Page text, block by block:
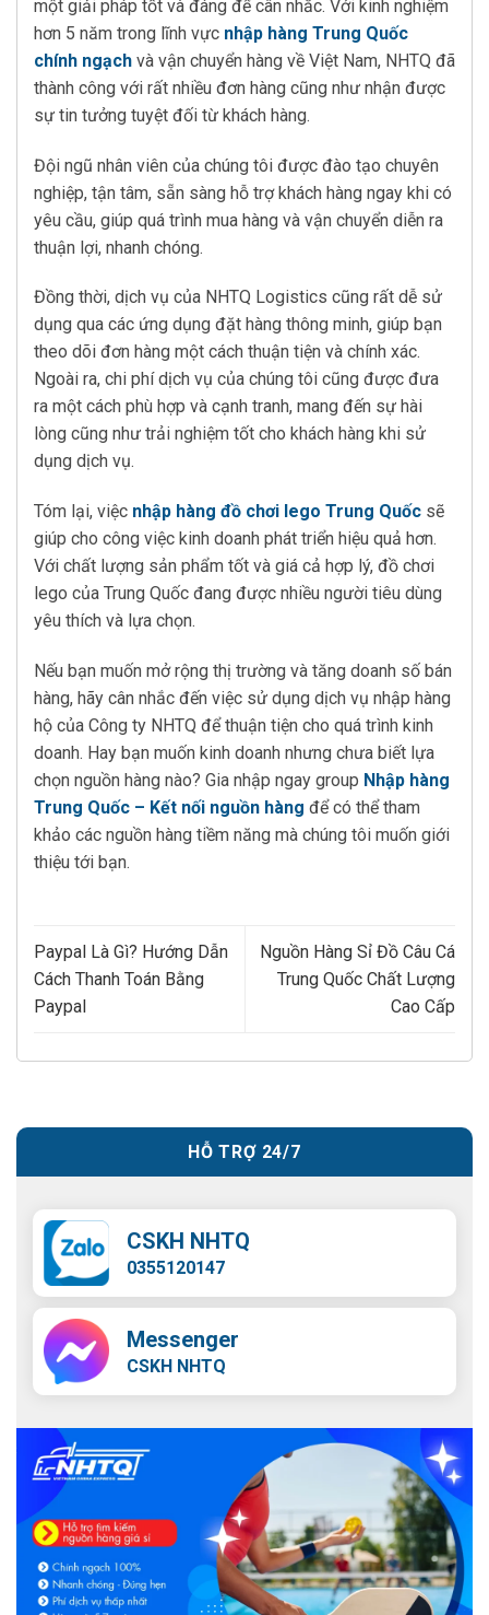
một giải pháp tốt và đáng để cân nhắc. Với kinh nghiệm
hơn 5 năm trong lĩnh vực nhập hàng Trung Quốc
chính ngạch và vận chuyển hàng về Việt Nam, NHTQ đã
thành công với rất nhiều đơn hàng cũng như nhận được
sự tin tưởng tuyệt đối từ khách hàng.
Đội ngũ nhân viên của chúng tôi được đào tạo chuyên
nghiệp, tận tâm, sẵn sàng hỗ trợ khách hàng ngay khi có
yêu cầu, giúp quá trình mua hàng và vận chuyển diễn ra
thuận lợi, nhanh chóng.
Đồng thời, dịch vụ của NHTQ Logistics cũng rất dễ sử
dụng qua các ứng dụng đặt hàng thông minh, giúp bạn
theo dõi đơn hàng một cách thuận tiện và chính xác.
Ngoài ra, chi phí dịch vụ của chúng tôi cũng được đưa
ra một cách phù hợp và cạnh tranh, mang đến sự hài
lòng cũng như trải nghiệm tốt cho khách hàng khi sử
dụng dịch vụ.
Tóm lại, việc nhập hàng đồ chơi lego Trung Quốc sẽ
giúp cho công việc kinh doanh phát triển hiệu quả hơn.
Với chất lượng sản phẩm tốt và giá cả hợp lý, đồ chơi
lego của Trung Quốc đang được nhiều người tiêu dùng
yêu thích và lựa chọn.
Nếu bạn muốn mở rộng thị trường và tăng doanh số bán
hàng, hãy cân nhắc đến việc sử dụng dịch vụ nhập hàng
hộ của Công ty NHTQ để thuận tiện cho quá trình kinh
doanh. Hay bạn muốn kinh doanh nhưng chưa biết lựa
chọn nguồn hàng nào? Gia nhập ngay group Nhập hàng
Trung Quốc – Kết nối nguồn hàng để có thể tham
khảo các nguồn hàng tiềm năng mà chúng tôi muốn giới
thiệu tới bạn.
Paypal Là Gì? Hướng Dẫn
Cách Thanh Toán Bằng
Paypal
Nguồn Hàng Sỉ Đồ Câu Cá
Trung Quốc Chất Lượng
Cao Cấp
HỖ TRỢ 24/7
CSKH NHTQ
0355120147
Messenger
CSKH NHTQ